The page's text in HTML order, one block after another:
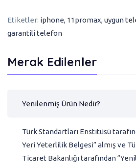
Etiketler: iphone, 11promax,uygun
garantili telefon
Merak Edilenler
Yenilenmiş Ürün Nedir?
Türk Standartları Enstitüsü
Yeri Yeterlilik Belgesi” almış ve
Ticaret Bakanlığı tarafından